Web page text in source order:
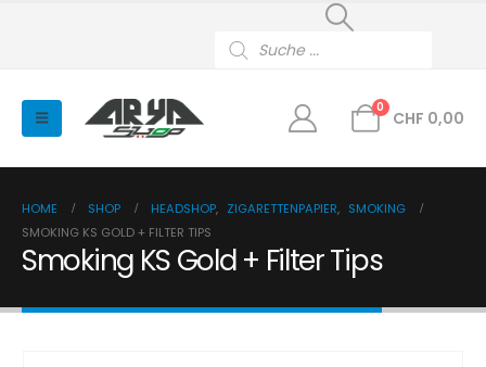
search
0
CHF 0,00
HOME SHOP HEADSHOP, ZIGARETTENPAPIER, SMOKING
SMOKING KS GOLD + FILTER TIPS
Smoking KS Gold + Filter Tips